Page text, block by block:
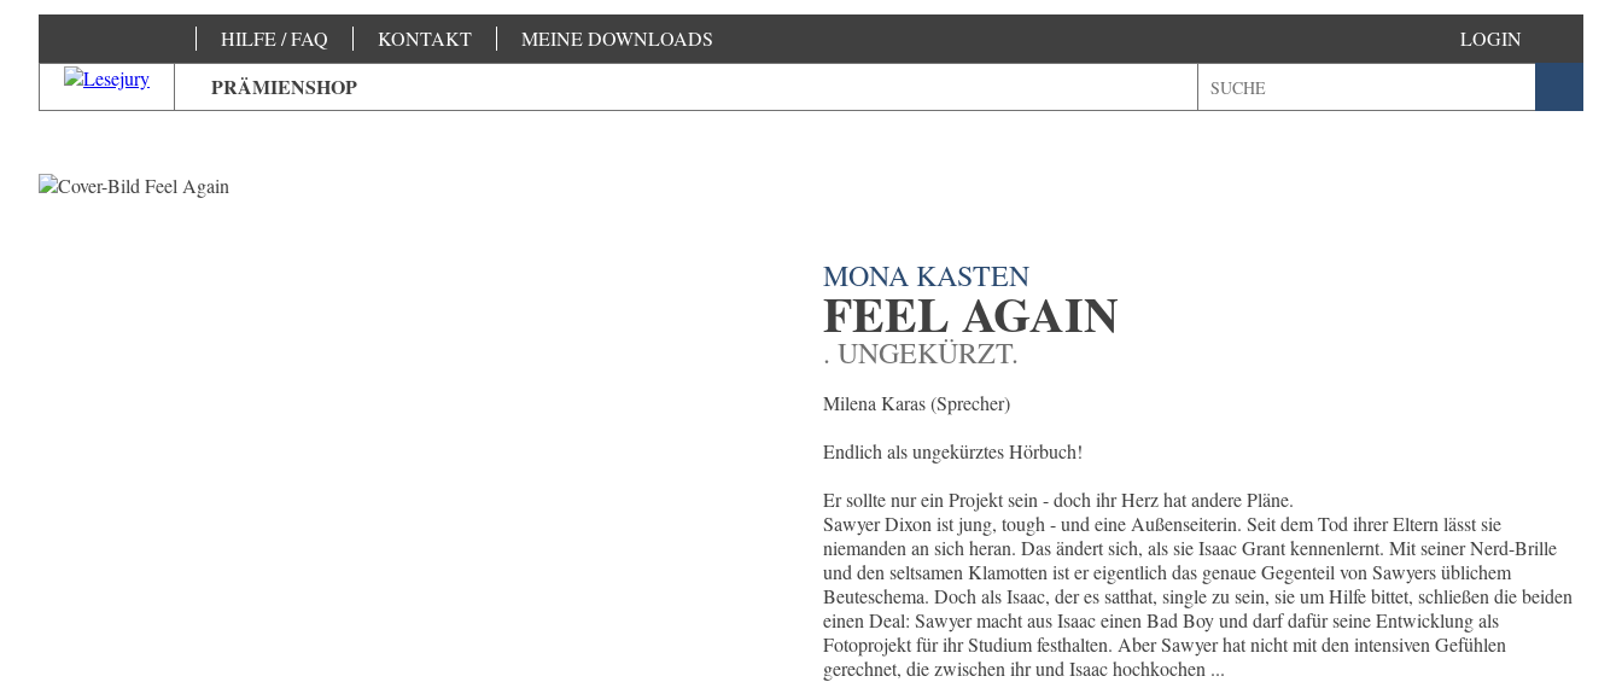
HILFE / FAQ KONTAKT MEINE DOWNLOADS
PRÄMIENSHOP
LOGIN
MONA KASTEN
FEEL AGAIN
. UNGEKÜRZT.
Milena Karas (Sprecher)
Endlich als ungekürztes Hörbuch!
Er sollte nur ein Projekt sein - doch ihr Herz hat andere Pläne.
Sawyer Dixon ist jung, tough - und eine Außenseiterin. Seit dem Tod ihrer Eltern lässt sie
niemanden an sich heran. Das ändert sich, als sie Isaac Grant kennenlernt. Mit seiner Nerd-Brille
und den seltsamen Klamotten ist er eigentlich das genaue Gegenteil von Sawyers üblichem
Beuteschema. Doch als Isaac, der es satthat, single zu sein, sie um Hilfe bittet, schließen die beiden
einen Deal: Sawyer macht aus Isaac einen Bad Boy und darf dafür seine Entwicklung als
Fotoprojekt für ihr Studium festhalten. Aber Sawyer hat nicht mit den intensiven Gefühlen
gerechnet, die zwischen ihr und Isaac hochkochen ...